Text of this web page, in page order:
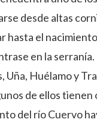
desde altas
hasta el
en la
Uña, Huélamo y
de ellos
del río Cuervo